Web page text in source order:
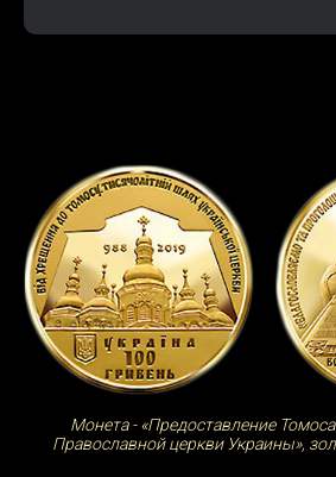
Монета - «Предоставление
Православной церкви Украины»,